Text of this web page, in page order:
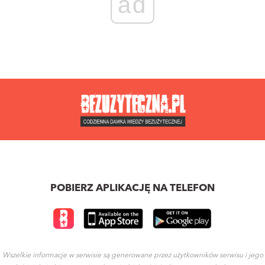
POBIERZ APLIKACJĘ NA TELEFON
Wszelkie informacje w serwisie są generowane przez użytkowników serwisu i jego